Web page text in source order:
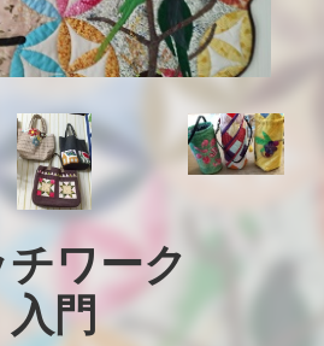
ワーク
入門